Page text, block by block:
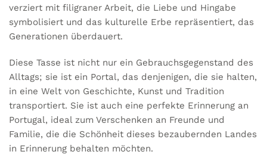
verziert mit filigraner Arbeit, die Liebe und Hingabe
symbolisiert und das kulturelle Erbe repräsentiert, das
Generationen überdauert.
Diese Tasse ist nicht nur ein Gebrauchsgegenstand des
Alltags; sie ist ein Portal, das denjenigen, die sie halten,
in eine Welt von Geschichte, Kunst und Tradition
transportiert. Sie ist auch eine perfekte Erinnerung an
Portugal, ideal zum Verschenken an Freunde und
Familie, die die Schönheit dieses bezaubernden Landes
in Erinnerung behalten möchten.